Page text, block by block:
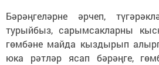
Бәрәңгеләрне әрчеп,
турыйбыз, сарымсакларны
гөмбәне майда кыздырып
юка рәтләр ясап бәрәңге,